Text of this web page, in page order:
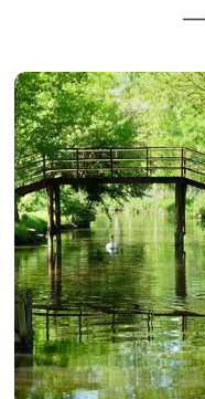
Le Marais
Poitevin
Plus